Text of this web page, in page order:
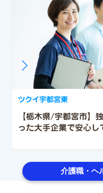
【栃木県/宇都宮市】
った大手企業で安心し
ツクイ宇都宮東
介護職・ヘ